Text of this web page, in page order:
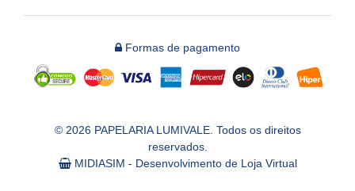
Formas de pagamento
© 2026 PAPELARIA LUMIVALE. Todos os direitos
reservados.
MIDIASIM - Desenvolvimento de Loja Virtual